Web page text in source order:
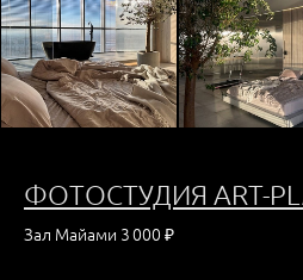
ФОТОСТУДИЯ ART-
Зал Майами 3 000 ₽